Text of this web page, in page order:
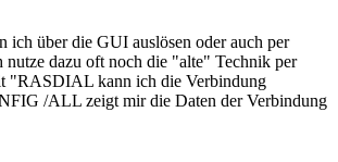
ich über die GUI auslösen oder auch per
nutze dazu oft noch die "alte" Technik per
"RASDIAL kann ich die Verbindung
/ALL zeigt mir die Daten der Verbindung